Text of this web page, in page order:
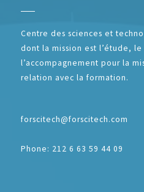
Centre des sciences et
dont la mission est l’étude,
l’accompagnement pour la
relation avec la formation.
forscitech@forscitech.com
Phone: 212 6 63 59 44 09